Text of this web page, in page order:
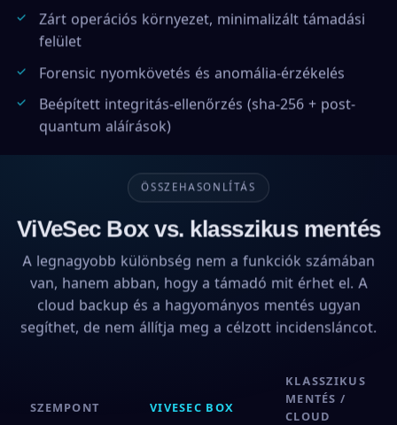
Zárt operációs környezet, minimalizált támadási
felület
Forensic nyomkövetés és anomália-érzékelés
Beépített integritás-ellenőrzés (sha-256 + post-
quantum aláírások)
ÖSSZEHASONLÍTÁS
ViVeSec Box vs. klasszikus mentés
A legnagyobb különbség nem a funkciók számában
van, hanem abban, hogy a támadó mit érhet el. A
cloud backup és a hagyományos mentés ugyan
segíthet, de nem állítja meg a célzott incidensláncot.
SZEMPONT VIVESEC BOX
KLASSZIKUS
MENTÉS /
CLOUD